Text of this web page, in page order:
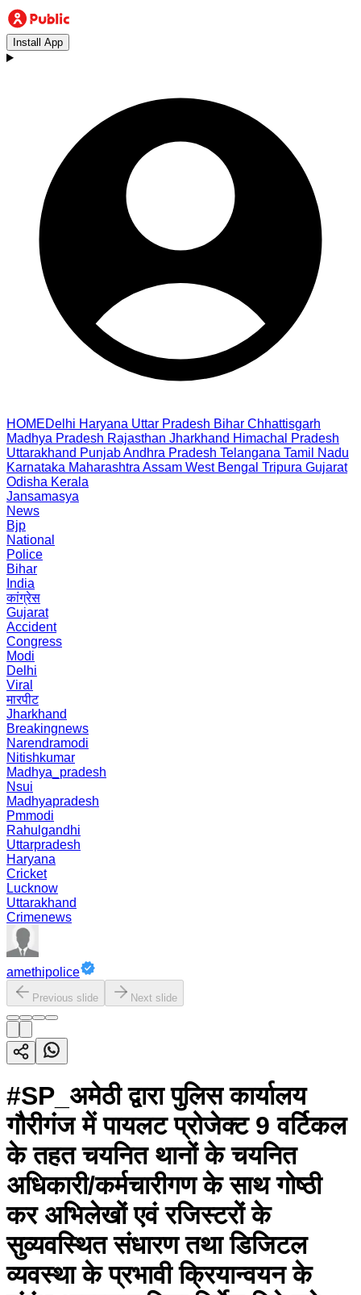
Install App
HOMEDelhi Haryana Uttar Pradesh Bihar Chhattisgarh
Madhya Pradesh Rajasthan Jharkhand Himachal Pradesh
Uttarakhand PunjabAndhra Pradesh Telangana Tamil Nadu
Karnataka Maharashtra Assam West Bengal Tripura Gujarat
Odisha Kerala
Jansamasya
News
Bjp
National
Police
Bihar
India
कांग्रेस
Gujarat
Accident
Congress
Modi
Delhi
Viral
मारपीट
Jharkhand
Breakingnews
Narendramodi
Nitishkumar
Madhya_pradesh
Nsui
Madhyapradesh
Pmmodi
Rahulgandhi
Uttarpradesh
Haryana
Cricket
Lucknow
Uttarakhand
Crimenews
amethipolice
Previous slide Next slide
#SP_अमेठी द्वारा पुलिस कार्यालय
गौरीगंज में पायलट प्रोजेक्ट 9 वर्टिकल
के तहत चयनित थानों के चयनित
अधिकारी/कर्मचारीगण के साथ गोष्ठी
कर अभिलेखों एवं रजिस्टरों के
सुव्यवस्थित संधारण तथा डिजिटल
व्यवस्था के प्रभावी क्रियान्वयन के